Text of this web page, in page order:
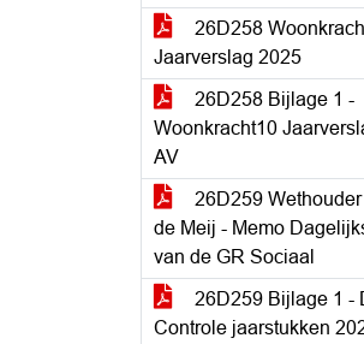
26D258
Jaarverslag 2025
26D258 Bijlage 1 -
Woonkracht10
AV
26D259
de Meij - Memo
van de GR Sociaal
26D259 Bijlage 1 -
Controle jaarstukken